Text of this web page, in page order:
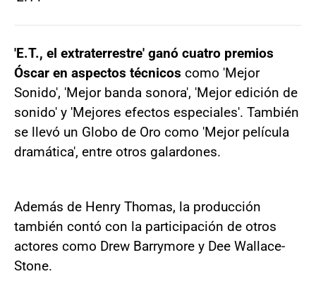
'E.T., el extraterrestre' ganó cuatro premios
Óscar en aspectos técnicos como 'Mejor
Sonido', 'Mejor banda sonora', 'Mejor edición de
sonido' y 'Mejores efectos especiales'. También
se llevó un Globo de Oro como 'Mejor película
dramática', entre otros galardones.
Además de Henry Thomas, la producción
también contó con la participación de otros
actores como Drew Barrymore y Dee Wallace-
Stone.